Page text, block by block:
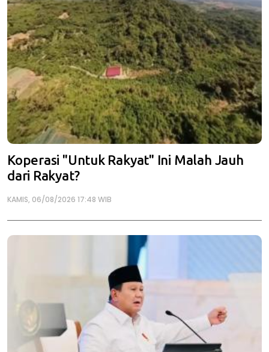
Koperasi "Untuk Rakyat" Ini Malah Jauh
dari Rakyat?
KAMIS, 06/08/2026 17:48 WIB